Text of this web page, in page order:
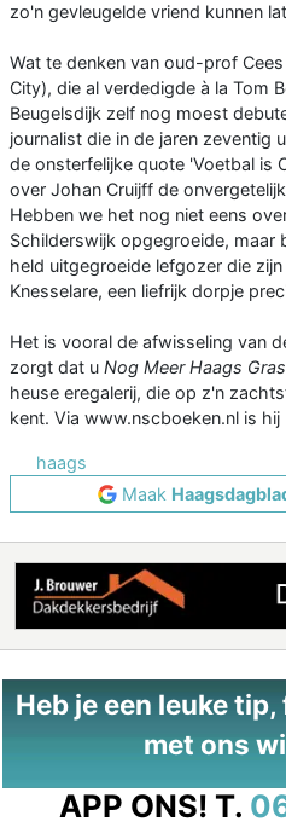
zo'n gevleugelde vriend kunnen
Wat te denken van oud-prof
City), die al verdedigde à la Tom
Beugelsdijk zelf nog moest
journalist die in de jaren zeventig
de onsterfelijke quote 'Voetbal is
over Johan Cruijff de
Hebben we het nog niet eens
Schilderswijk opgegroeide, maar
held uitgegroeide lefgozer die
Knesselare, een liefrijk dorpje
Het is vooral de afwisseling van
zorgt dat u Nog Meer Haags Gras
heuse eregalerij, die op z'n
kent. Via www.nscboeken.nl is hij
haags
Maak
Heb je een leuke
met ons
APP ONS! T.